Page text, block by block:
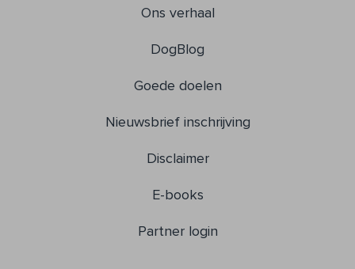
Ons verhaal
DogBlog
Goede doelen
Nieuwsbrief inschrijving
Disclaimer
E-books
Partner login